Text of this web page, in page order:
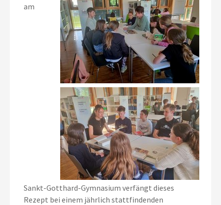
am
Sankt-Gotthard-Gymnasium verfängt dieses
Rezept bei einem jährlich stattfindenden